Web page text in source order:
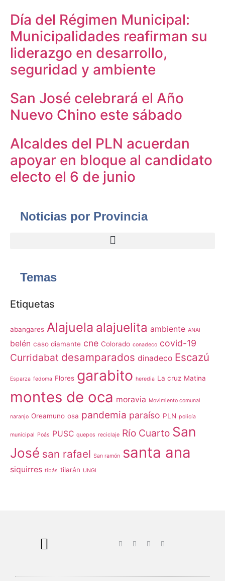
Día del Régimen Municipal:
Municipalidades reafirman su
liderazgo en desarrollo,
seguridad y ambiente
San José celebrará el Año
Nuevo Chino este sábado
Alcaldes del PLN acuerdan
apoyar en bloque al candidato
electo el 6 de junio
Noticias por Provincia
Temas
Etiquetas
abangares Alajuela alajuelita ambiente ANAI
belén caso diamante cne Colorado conadeco covid-19
Curridabat desamparados dinadeco Escazú
Esparza fedoma Flores garabito heredia La cruz Matina
montes de oca moravia Movimiento comunal
naranjo Oreamuno osa pandemia paraíso PLN policía
municipal Poás PUSC quepos reciclaje Río Cuarto San
José san rafael San ramón santa ana
siquirres tibás tilarán UNGL